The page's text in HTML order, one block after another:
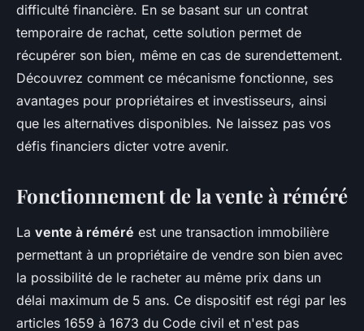
difficulté financière. En se basant sur un contrat
temporaire de rachat, cette solution permet de
récupérer son bien, même en cas de surendettement.
Découvrez comment ce mécanisme fonctionne, ses
avantages pour propriétaires et investisseurs, ainsi
que les alternatives disponibles. Ne laissez pas vos
défis financiers dicter votre avenir.
Fonctionnement de la vente à réméré
La vente à réméré est une transaction immobilière
permettant à un propriétaire de vendre son bien avec
la possibilité de le racheter au même prix dans un
délai maximum de 5 ans. Ce dispositif est régi par les
articles 1659 à 1673 du Code civil et n'est pas